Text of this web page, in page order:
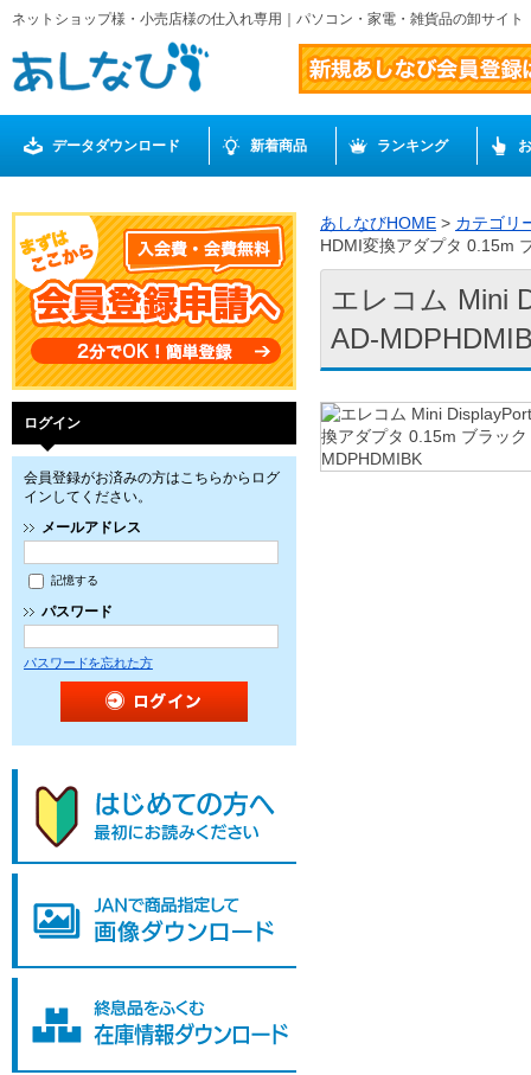
ネットショップ様・小売店様の仕入れ専用｜パソコン・家電・雑貨品の卸サイ
データダウンロード 新着商品 ランキング
ログイン
会員登録がお済みの方はこちらからログ
インしてください。
メールアドレス
記憶する
パスワード
パスワードを忘れた方
あしなびHOME > カテゴリ
HDMI変換アダプタ 0.15m
エレコム Mini
AD-